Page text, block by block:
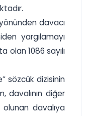
davacı
yargılamayı
olan 1086 sayılı
sözcük dizisinin
davalının diğer
davalıya